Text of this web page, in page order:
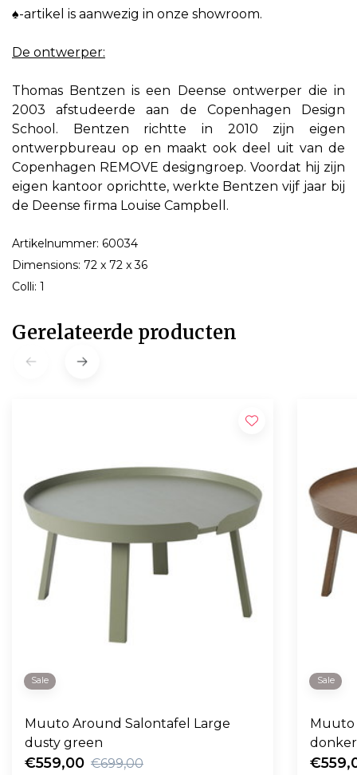
♠-artikel is aanwezig in onze showroom.
De ontwerper:
Thomas Bentzen is een Deense ontwerper die in
2003 afstudeerde aan de Copenhagen Design
School. Bentzen richtte in 2010 zijn eigen
ontwerpbureau op en maakt ook deel uit van de
Copenhagen REMOVE designgroep. Voordat hij zijn
eigen kantoor oprichtte, werkte Bentzen vijf jaar bij
de Deense firma Louise Campbell.
Artikelnummer: 60034
Dimensions: 72 x 72 x 36
Colli: 1
Gerelateerde producten
Sale
Muuto Around Salontafel Large
dusty green
€559,00 €699,00
Sale
Muuto